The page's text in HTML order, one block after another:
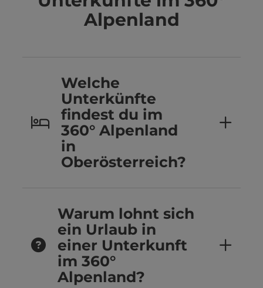
Alpenland
Welche
Unterkünfte
findest du im
360° Alpenland
in
Oberösterreich?
Warum lohnt sich
ein Urlaub in
einer Unterkunft
im 360°
Alpenland?